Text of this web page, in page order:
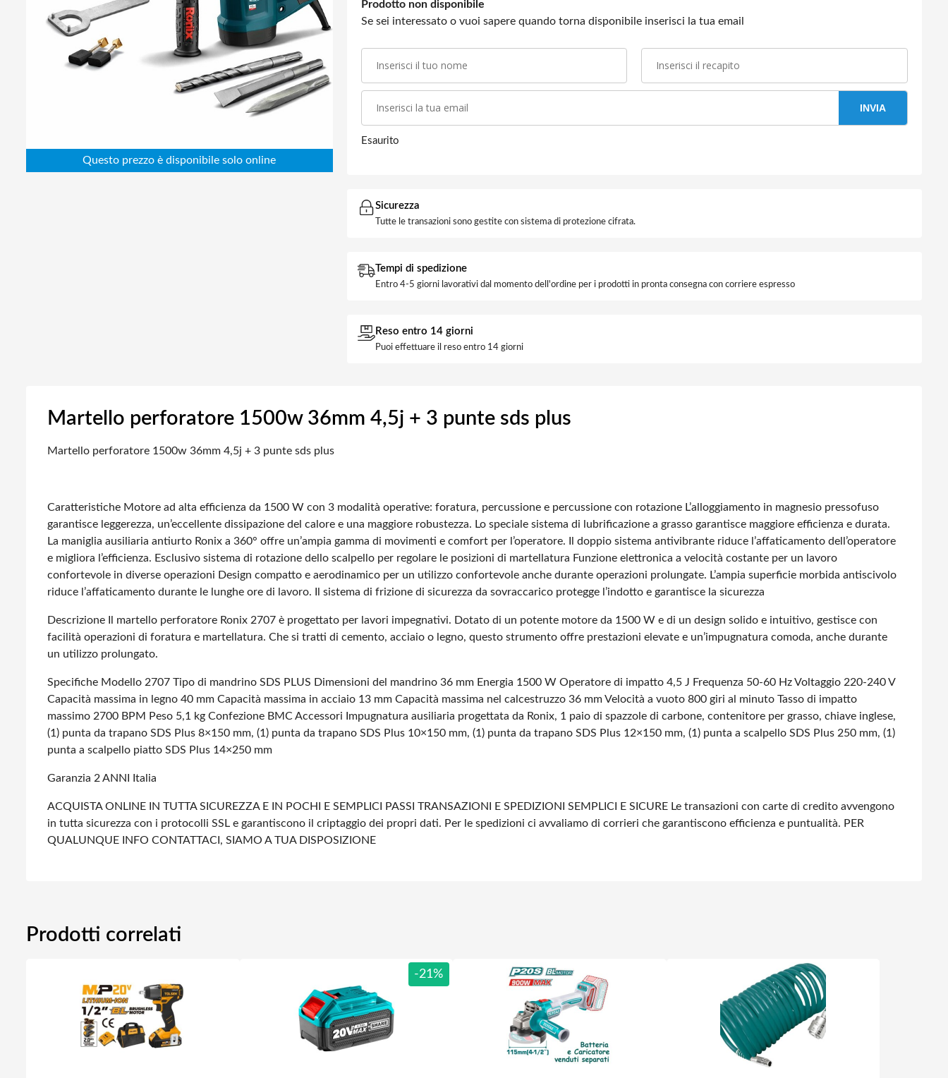
Abbigliamento da lavoro
Alimentatori
Batterie
Elettronica
Edilizia
Prodotto non disponibile
Se sei interessato o vuoi sapere quando torna disponibile inserisci la tua email
INVIA
Esaurito
Sicurezza
Tutte le transazioni sono gestite con sistema di protezione cifrata.
Tempi di spedizione
Entro 4-5 giorni lavorativi dal momento dell'ordine per i prodotti in pronta consegna con corriere espresso
Reso entro 14 giorni
Puoi effettuare il reso entro 14 giorni
Martello perforatore 1500w 36mm 4,5j + 3 punte sds plus
Martello perforatore 1500w 36mm 4,5j + 3 punte sds plus
Caratteristiche Motore ad alta efficienza da 1500 W con 3 modalità operative: foratura, percussione e percussione con rotazione L’alloggiamento in magnesio pressofuso
garantisce leggerezza, un’eccellente dissipazione del calore e una maggiore robustezza. Lo speciale sistema di lubrificazione a grasso garantisce maggiore efficienza e durata.
La maniglia ausiliaria antiurto Ronix a 360° offre un’ampia gamma di movimenti e comfort per l’operatore. Il doppio sistema antivibrante riduce l’affaticamento dell’operatore
e migliora l’efficienza. Esclusivo sistema di rotazione dello scalpello per regolare le posizioni di martellatura Funzione elettronica a velocità costante per un lavoro
confortevole in diverse operazioni Design compatto e aerodinamico per un utilizzo confortevole anche durante operazioni prolungate. L’ampia superficie morbida antiscivolo
riduce l’affaticamento durante le lunghe ore di lavoro. Il sistema di frizione di sicurezza da sovraccarico protegge l’indotto e garantisce la sicurezza
Descrizione Il martello perforatore Ronix 2707 è progettato per lavori impegnativi. Dotato di un potente motore da 1500 W e di un design solido e intuitivo, gestisce con
facilità operazioni di foratura e martellatura. Che si tratti di cemento, acciaio o legno, questo strumento offre prestazioni elevate e un’impugnatura comoda, anche durante
un utilizzo prolungato.
Specifiche Modello 2707 Tipo di mandrino SDS PLUS Dimensioni del mandrino 36 mm Energia 1500 W Operatore di impatto 4,5 J Frequenza 50-60 HzVoltaggio 220-240 V
Capacità massima in legno 40 mm Capacità massima in acciaio 13 mm Capacità massima nel calcestruzzo 36 mmVelocità a vuoto 800 giri al minuto Tasso di impatto
massimo 2700 BPM
Peso 5,1 kg Confezione BMCAccessori Impugnatura ausiliaria progettata da Ronix, 1 paio di spazzole di carbone, contenitore per grasso, chiave inglese,
(1) punta da trapano SDS Plus 8×150 mm, (1) punta da trapano SDS Plus 10×150 mm, (1) punta da trapano SDS Plus 12×150 mm, (1) punta a scalpello SDS Plus 250 mm, (1)
punta a scalpello piatto SDS Plus 14×250 mm
Garanzia 2 ANNI Italia
ACQUISTA ONLINE IN TUTTA SICUREZZA E IN POCHI E SEMPLICI PASSI TRANSAZIONI E SPEDIZIONI SEMPLICI E SICURE Le transazioni con carte di credito avvengono
in tutta sicurezza con i protocolli SSL e garantiscono il criptaggio dei propri dati. Per le spedizioni ci avvaliamo di corrieri che garantiscono efficienza e puntualità. PER
QUALUNQUE INFO CONTATTACI, SIAMO A TUA DISPOSIZIONE
Prodotti correlati
-21%